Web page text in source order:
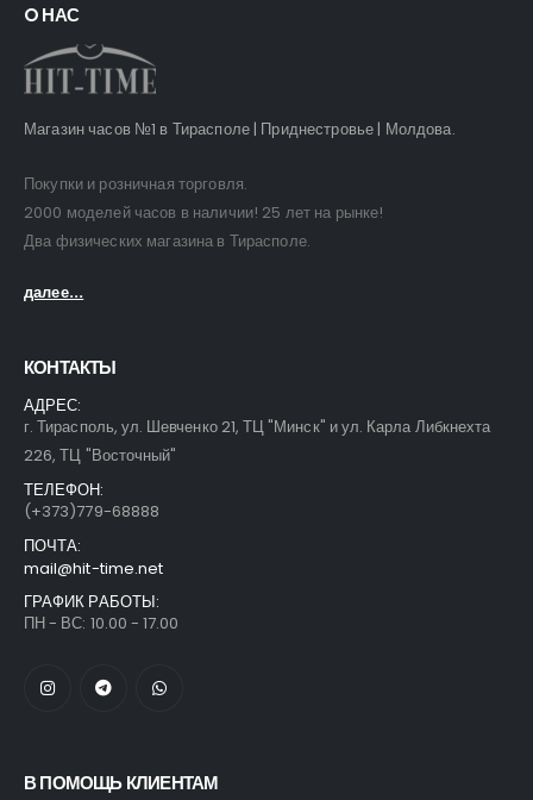
O НАС
Магазин часов №1 в Тирасполе | Приднестровье | Молдова.
Покупки и розничная торговля.
2000 моделей часов в наличии! 25 лет на рынке!
Два физических магазина в Тирасполе.
далее...
КОНТАКТЫ
АДРЕС:
г. Тирасполь, ул. Шевченко 21, ТЦ "Минск" и ул. Карла Либкнехта
226, ТЦ "Восточный"
ТЕЛЕФОН:
(+373)779-68888
ПОЧТА:
mail@hit-time.net
ГРАФИК РАБОТЫ:
ПН - ВС: 10.00 - 17.00
В ПОМОЩЬ КЛИЕНТАМ